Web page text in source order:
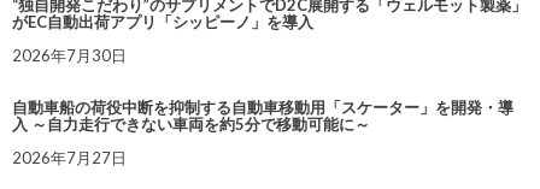
“独自開発こだわり”のサプリメントでD2C展開する「ウェルモット製薬」
がEC自動出荷アプリ「シッピーノ」を導入
2026年7月30日
自動車船の荷役中断を抑制する自動車移動用「スケーター」を開発・導
入 ～自力走行できない車両を約5分で移動可能に～
2026年7月27日